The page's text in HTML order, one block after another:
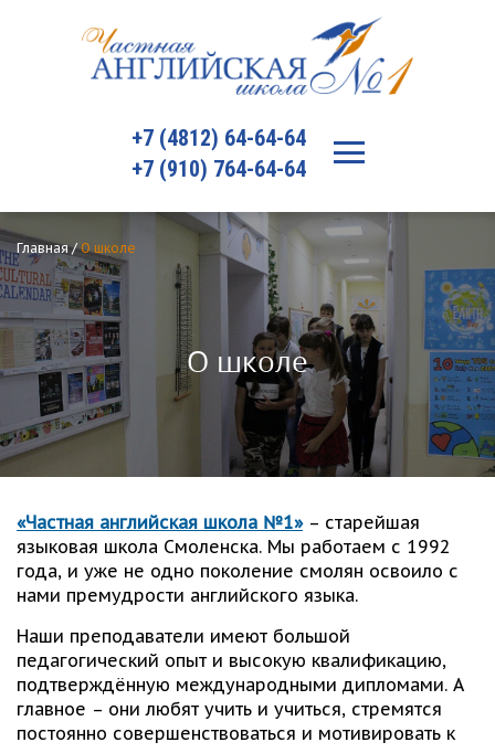
+7 (4812) 64-64-64
+7 (910) 764-64-64
Главная/О школе
О школе
«Частная английская школа №1»– старейшая
языковая школа Смоленска. Мы работаем с 1992
года, и уже не одно поколение смолян освоило с
нами премудрости английского языка.
Наши преподаватели имеют большой
педагогический опыт и высокую квалификацию,
подтверждённую международными дипломами. А
главное – они любят учить и учиться, стремятся
постоянно совершенствоваться и мотивировать к